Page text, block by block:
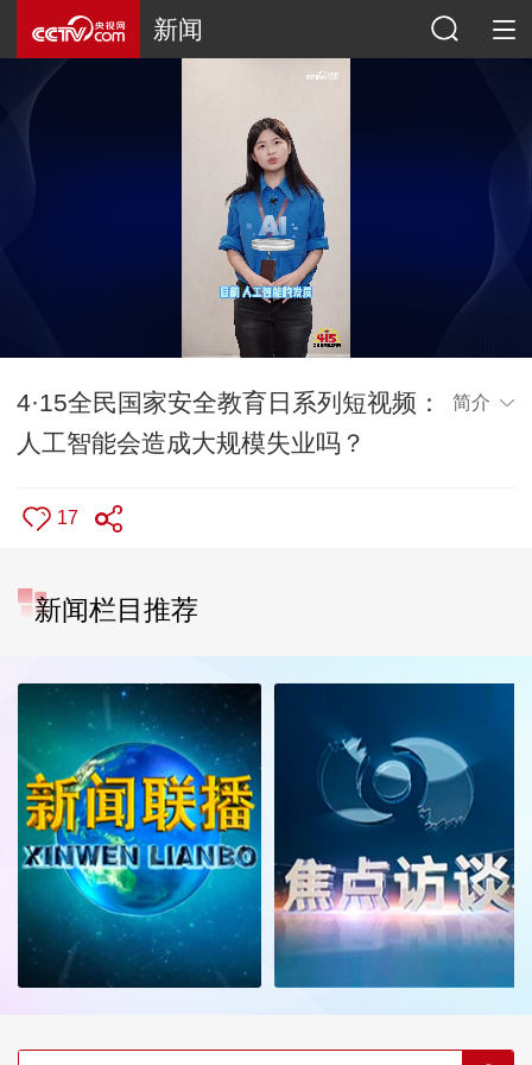
新闻
4·15全民国家安全教育日系列短视频：
人工智能会造成大规模失业吗？
简介
17
新闻栏目推荐